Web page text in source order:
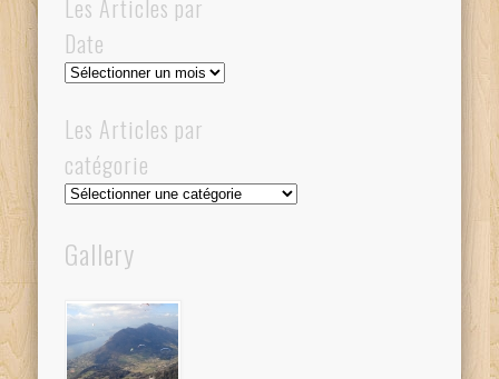
Les Articles par
Date
Les
par
Date
Les Articles par
catégorie
Les
catégorie
Gallery